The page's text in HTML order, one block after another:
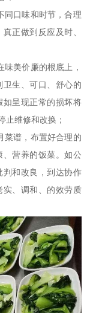
同口味和时节，合理
正做到反应及时、
美价廉的根底上，
生、可口、舒心的
如呈现正常的损坏将
止维修和改换；
菜谱，布置好合理的
营养的饭菜。如公
判和改良，到达协作
实、调和、的效劳质